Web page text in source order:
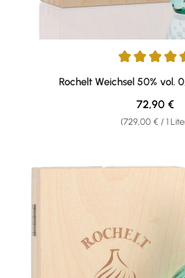
Durchschnittliche Bewertung von
Rochelt Weichsel 50% vol.
(729,00 € / 1
Regulärer
72,90 €